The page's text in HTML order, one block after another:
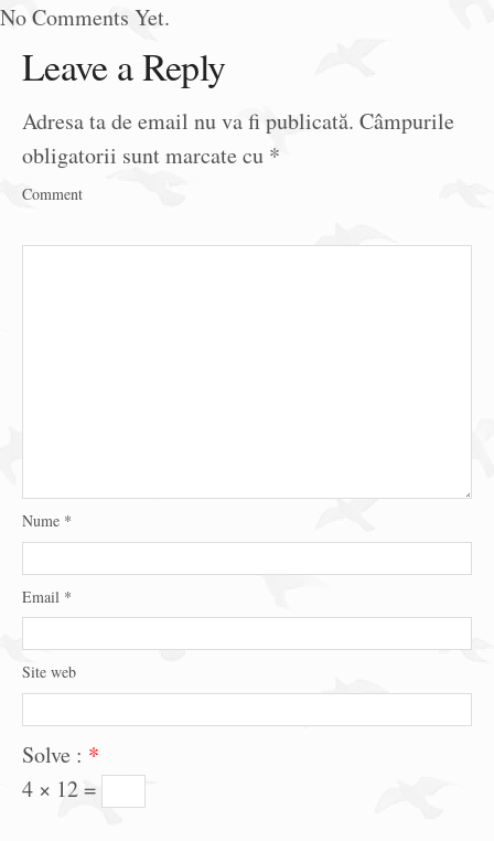
No Comments Yet.
Leave a Reply
Adresa ta de email nu va fi publicată. Câmpurile
obligatorii sunt marcate cu *
Comment
Nume *
Email *
Site web
Solve : *
4 × 12 =